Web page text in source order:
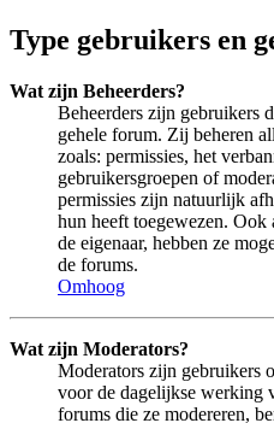
Type gebruikers en
Wat zijn Beheerders?
Beheerders zijn gebruikers
gehele forum. Zij beheren
zoals: permissies, het
gebruikersgroepen of
permissies zijn natuurlijk
hun heeft toegewezen.
de eigenaar, hebben ze
de forums.
Omhoog
Wat zijn Moderators?
Moderators zijn gebruikers
voor de dagelijkse werking
forums die ze modereren,